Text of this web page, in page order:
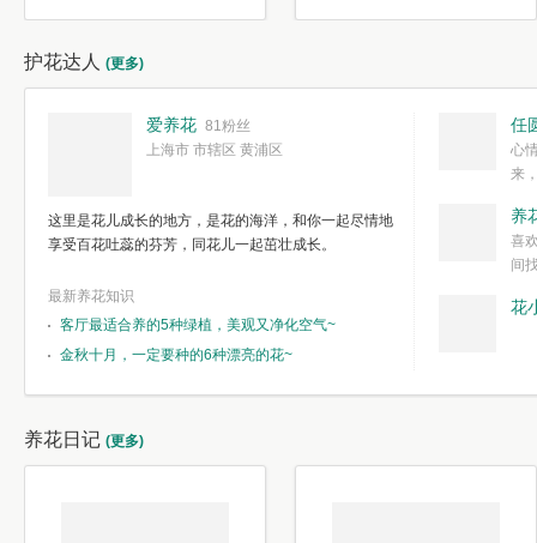
护花达人 (更多)
爱养花 81粉丝
上海市 市辖区 黄浦区
这里是花儿成长的地方，是花的海洋，和你一起尽情地
享受百花吐蕊的芬芳，同花儿一起茁壮成长。
最新养花知识
客厅最适合养的5种绿植，美观又净化空气~
金秋十月，一定要种的6种漂亮的花~
任
心
来
简单愉快的心
我们自己复杂
养
喜
间
花
养花日记 (更多)